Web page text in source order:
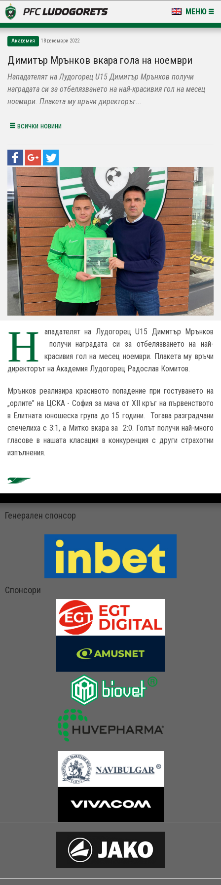
МЕНЮ
LUDOGORETS TV
НА ТЕРЕНА
СТАДИОН & БАЗИ
КЛУБ
Академия 18 декември 2022
Димитър Мрънков вкара гола на ноември
Нападателят на Лудогорец U15 Димитър Мрънков получи
наградата си за отбелязването на най-красивия гол на месец
ноември. Плакета му връчи директорът...
всички новини
Н
ападателят на Лудогорец U15 Димитър Мрънков
получи наградата си за отбелязването на най-
красивия гол на месец ноември. Плакета му връчи
директорът на Академия Лудогорец Радослав Комитов.
Мрънков реализира красивото попадение при гостуването на
„орлите” на ЦСКА - София за мача от XII кръг на първенството
в Елитната юношеска група до 15 години. Тогава разградчани
спечелиха с 3:1, а Митко вкара за 2:0. Голът получи най-много
гласове в нашата класация в конкуренция с други страхотни
изпълнения.
Генерален спонсор
Спонсори